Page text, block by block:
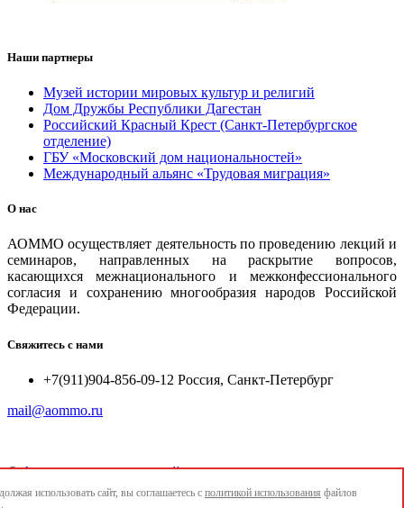
Наши партнеры
Музей истории мировых культур и религий
Дом Дружбы Республики Дагестан
Российский Красный Крест (Санкт-Петербургское
отделение)
ГБУ «Московский дом национальностей»
Международный альянс «Трудовая миграция»
О нас
АОММО осуществляет деятельность по проведению лекций и
семинаров, направленных на раскрытие вопросов,
касающихся межнационального и межконфессионального
согласия и сохранению многообразия народов Российской
Федерации.
Свяжитесь с нами
+7(911)904-856-09-12 Россия, Санкт-Петербург
mail@aommo.ru
© Ассоциация организаций по реализации национальных
проектов и достижению национальных целей развития
использовать сайт, вы соглашаетесь с политикой использования файлов